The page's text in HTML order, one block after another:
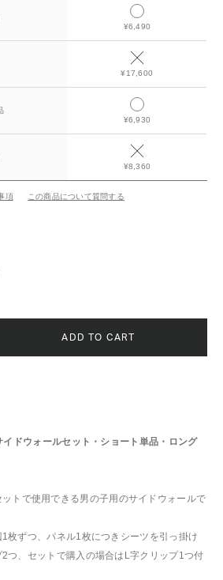
¥6,490
¥17,600
¥6,930
¥8,360
項 この商品について質問する
ADD TO CART
ドウォールセット・ショート単品・ロング
ットで使用できる男の子用のサイドウォールで
枚ずつ、パネル1枚につきシーツを引っ掛け
つ、セットで購入の場合はL字クリップ1つ付